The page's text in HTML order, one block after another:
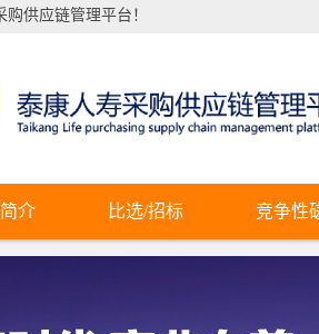
供应链管理平台！
介 比选/招标 竞争性